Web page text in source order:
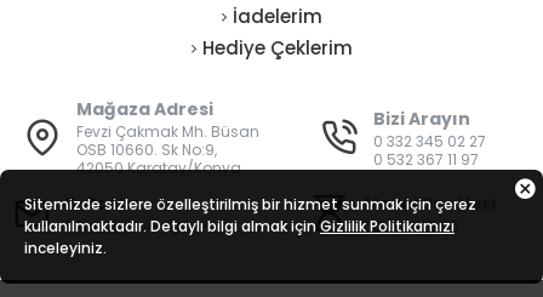
İadelerim
Hediye Çeklerim
Mağaza Adresi
Fevzi Çakmak Mh. Büsan
OSB 10660. Sk No:9,
42050 Karatay/Konya
Bizi Arayın
0 332 345 02 27
0 532 367 11 97
E-Posta
bilgi@vatanisguvenligi.com
Mesai Saatleri
08:00 - 19:00
Sitemizde sizlere özelleştirilmiş bir hizmet sunmak için çerez
kullanılmaktadır. Detaylı bilgi almak için Gizlilik Politikamızı
inceleyiniz.